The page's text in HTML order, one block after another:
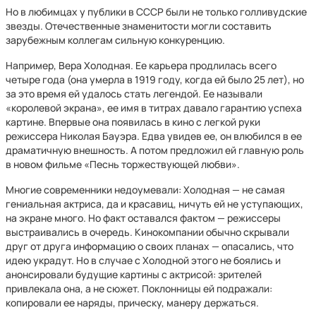
Но в любимцах у публики в СССР были не только голливудские
звезды. Отечественные знаменитости могли составить
зарубежным коллегам сильную конкуренцию.
Например, Вера Холодная. Ее карьера продлилась всего
четыре года (она умерла в 1919 году, когда ей было 25 лет), но
за это время ей удалось стать легендой. Ее называли
«королевой экрана», ее имя в титрах давало гарантию успеха
картине. Впервые она появилась в кино с легкой руки
режиссера Николая Бауэра. Едва увидев ее, он влюбился в ее
драматичную внешность. А потом предложил ей главную роль
в новом фильме «Песнь торжествующей любви».
Многие современники недоумевали: Холодная — не самая
гениальная актриса, да и красавиц, ничуть ей не уступающих,
на экране много. Но факт оставался фактом — режиссеры
выстраивались в очередь. Кинокомпании обычно скрывали
друг от друга информацию о своих планах — опасались, что
идею украдут. Но в случае с Холодной этого не боялись и
анонсировали будущие картины с актрисой: зрителей
привлекала она, а не сюжет. Поклонницы ей подражали:
копировали ее наряды, прическу, манеру держаться.